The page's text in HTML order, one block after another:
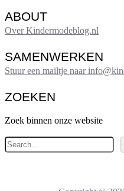
ABOUT
Over Kindermodeblog.nl
SAMENWERKEN
Stuur een mailtje naar
ZOEKEN
Zoek binnen onze website